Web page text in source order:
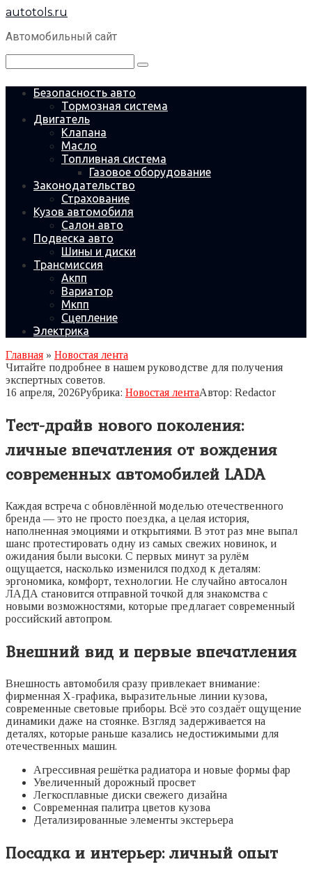
Перейти
контенту
autotols.ru
Автомобильный сайт
Безопасность авто
Тормозная система
Двигатель
Клапана
Масло
Топливная система
Газовое оборудование
Законодательство
Страхование
Кузов автомобиля
Салон авто
Подвеска авто
Шины и диски
Трансмиссия
Акпп
Вариатор
Мкпп
Сцепление
Электрика
Главная » Новостая лента
Читайте подробнее в нашем руководстве для получения
экспертных советов.
16 апреля, 2026Рубрика: Новостая лентаАвтор: Redactor
Тест-драйв нового поколения:
личные впечатления от вождения
современных автомобилей LADA
Каждая встреча с обновлённой моделью отечественного
бренда — это не просто поездка, а целая история,
наполненная эмоциями и открытиями. В этот раз мне выпал
шанс протестировать одну из самых свежих новинок, и
ожидания были высоки. С первых минут за рулём
ощущается, насколько изменился подход к деталям:
эргономика, комфорт, технологии. Не случайно автосалон
ЛАДА становится отправной точкой для знакомства с
новыми возможностями, которые предлагает современный
российский автопром.
Внешний вид и первые впечатления
Внешность автомобиля сразу привлекает внимание:
фирменная Х-графика, выразительные линии кузова,
современные световые приборы. Всё это создаёт ощущение
динамики даже на стоянке. Взгляд задерживается на
деталях, которые раньше казались недостижимыми для
отечественных машин.
Агрессивная решётка радиатора и новые формы фар
Увеличенный дорожный просвет
Легкосплавные диски свежего дизайна
Современная палитра цветов кузова
Детализированные элементы экстерьера
Посадка и интерьер: личный опыт